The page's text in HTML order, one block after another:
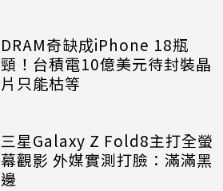
DRAM奇缺成iPhone 18瓶
頸！台積電10億美元待封裝晶
片只能枯等
三星Galaxy Z Fold8主打全螢
幕觀影 外媒實測打臉：滿滿黑
邊